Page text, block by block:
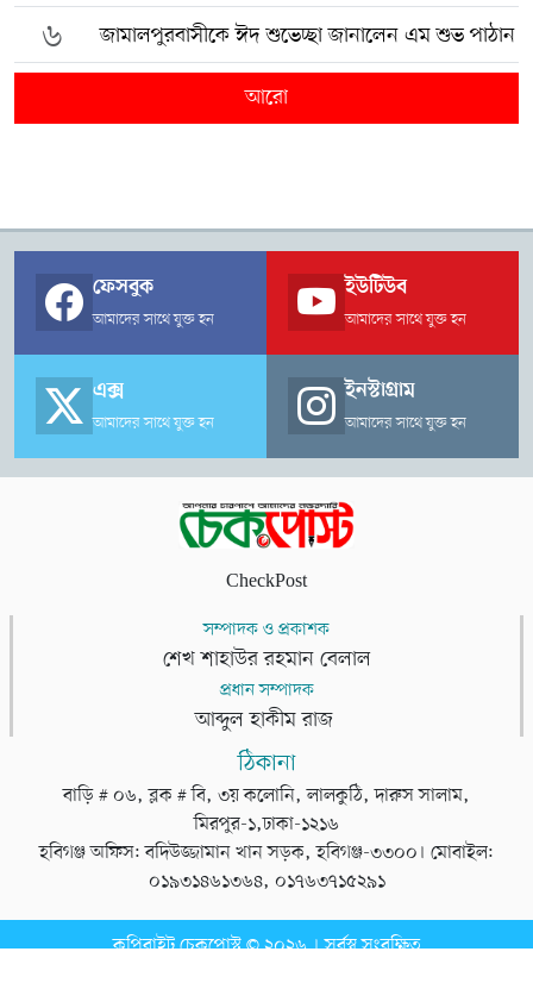
৬ জামালপুরবাসীকে ঈদ শুভেচ্ছা জানালেন এম শুভ পাঠান
আরো
ফেসবুক
আমাদের সাথে যুক্ত হন
ইউটিউব
আমাদের সাথে যুক্ত হন
এক্স
আমাদের সাথে যুক্ত হন
ইনস্টাগ্রাম
আমাদের সাথে যুক্ত হন
CheckPost
সম্পাদক ও প্রকাশক
শেখ শাহাউর রহমান বেলাল
প্রধান সম্পাদক
আব্দুল হাকীম রাজ
ঠিকানা
বাড়ি # ০৬, ব্লক # বি, ৩য় কলোনি, লালকুঠি, দারুস সালাম,
মিরপুর-১,ঢাকা-১২১৬
হবিগঞ্জ অফিস: বদিউজ্জামান খান সড়ক, হবিগঞ্জ-৩৩০০। মোবাইল:
০১৯৩১৪৬১৩৬৪, ০১৭৬৩৭১৫২৯১
কপিরাইট চেকপোস্ট © ২০২৬ । সর্বস্ব সংরক্ষিত